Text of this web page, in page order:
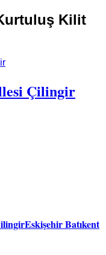
Kilit
Çilingir
Eskişehir Batıkent